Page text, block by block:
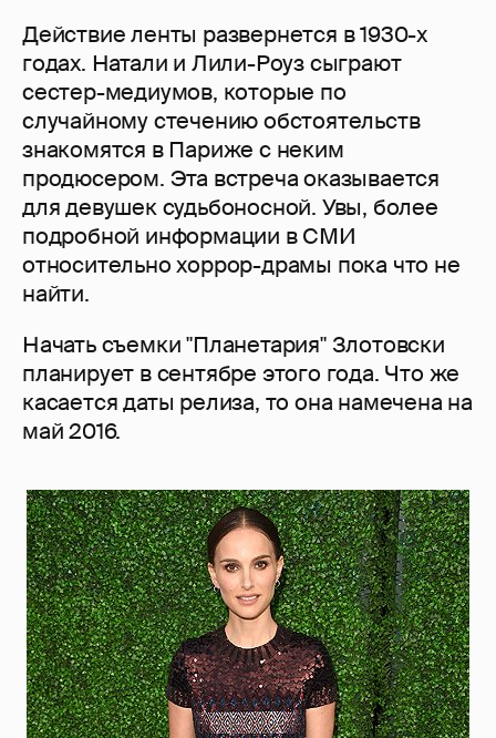
Действие ленты развернется в 1930-х
годах. Натали и Лили-Роуз сыграют
сестер-медиумов, которые по
случайному стечению обстоятельств
знакомятся в Париже с неким
продюсером. Эта встреча оказывается
для девушек судьбоносной. Увы, более
подробной информации в СМИ
относительно хоррор-драмы пока что не
найти.
Начать съемки "Планетария" Злотовски
планирует в сентябре этого года. Что же
касается даты релиза, то она намечена на
май 2016.